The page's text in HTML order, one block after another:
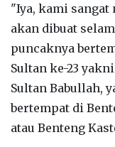
"Iya, kami sangat
akan dibuat
puncaknya
Sultan ke-23
Sultan Babullah,
bertempat di
atau Benteng